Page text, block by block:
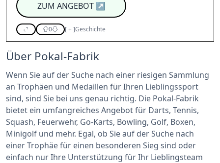
ZUM ANGEBOT↗
0 [+]Geschichte
Über Pokal-Fabrik
Wenn Sie auf der Suche nach einer riesigen Sammlung
an Trophäen und Medaillen für Ihren Lieblingssport
sind, sind Sie bei uns genau richtig. Die Pokal-Fabrik
bietet ein umfangreiches Angebot für Darts, Tennis,
Squash, Feuerwehr, Go-Karts, Bowling, Golf, Boxen,
Minigolf und mehr. Egal, ob Sie auf der Suche nach
einer Trophäe für einen besonderen Sieg sind oder
einfach nur Ihre Unterstützung für Ihr Lieblingsteam